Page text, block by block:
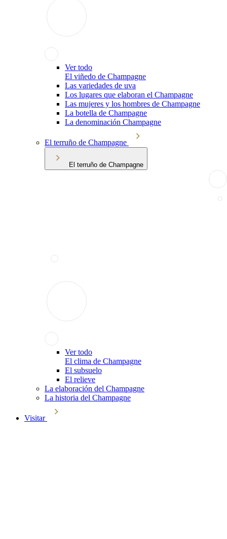
Ver todo
El viñedo de Champagne
Las variedades de uva
Los lugares que elaboran el Champagne
Las mujeres y los hombres de Champagne
La botella de Champagne
La denominación Champagne
El terruño de Champagne
El terruño de Champagne
Ver todo
El clima de Champagne
El subsuelo
El relieve
La elaboración del Champagne
La historia del Champagne
Visitar